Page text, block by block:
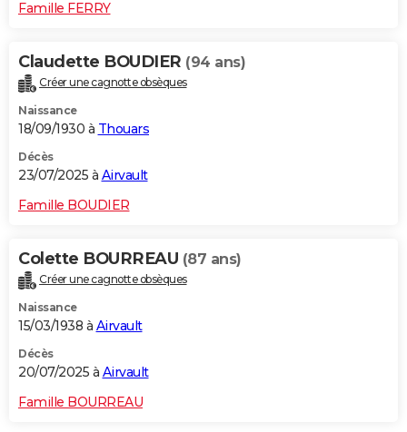
Famille FERRY
Claudette BOUDIER (94 ans)
Créer une cagnotte obsèques
Naissance
18/09/1930 à Thouars
Décès
23/07/2025 à Airvault
Famille BOUDIER
Colette BOURREAU (87 ans)
Créer une cagnotte obsèques
Naissance
15/03/1938 à Airvault
Décès
20/07/2025 à Airvault
Famille BOURREAU